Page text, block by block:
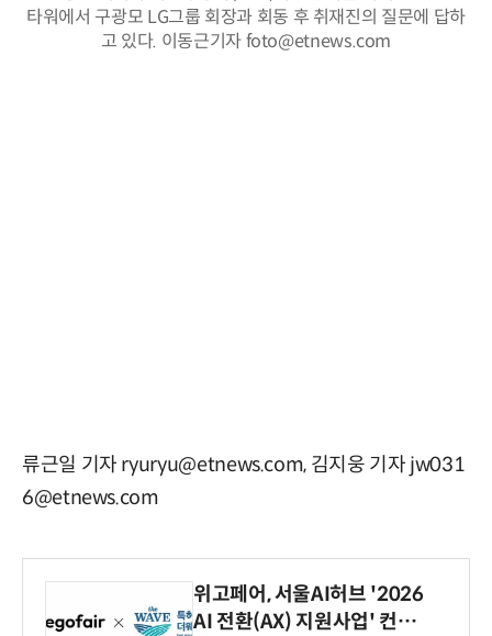
타워에서 구광모 LG그룹 회장과 회동 후 취재진의 질문에 답하
고 있다. 이동근기자 foto@etnews.com
류근일 기자 ryuryu@etnews.com, 김지웅 기자 jw031
6@etnews.com
위고페어, 서울AI허브 '2026
AI 전환(AX) 지원사업' 컨소